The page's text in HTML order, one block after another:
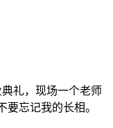
礼，现场一个老师
要忘记我的长相。